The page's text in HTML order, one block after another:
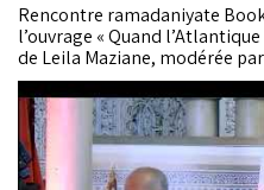
Rencontre ramadaniyate
l’ouvrage « Quand
de Leila Maziane, modérée
en découvertes, où l’histoire
les vagues et les rivages —
et dialogue avec l’océan